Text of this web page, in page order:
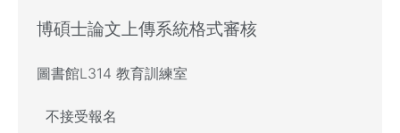
博碩士論文上傳系統格式審核
圖書館L314 教育訓練室
不接受報名